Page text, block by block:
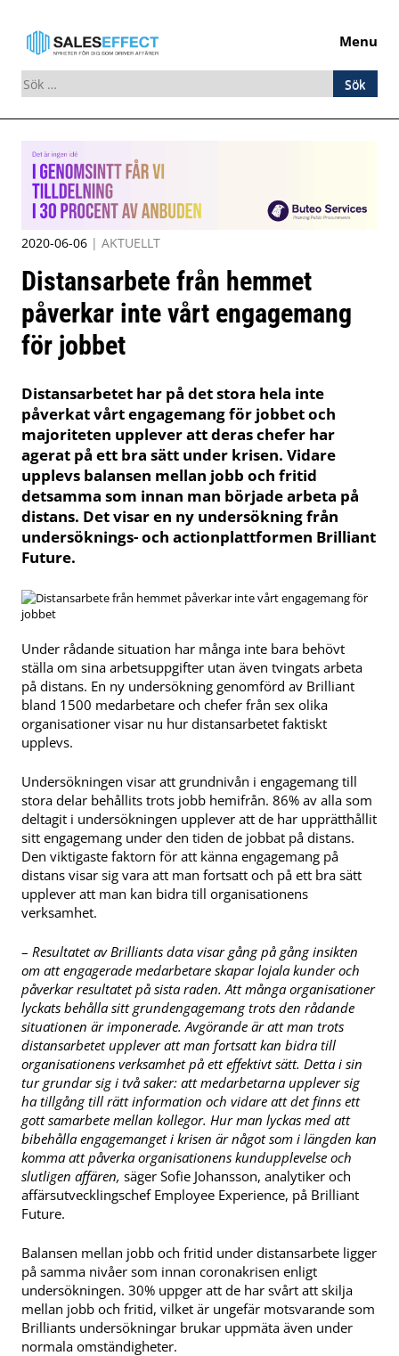
Menu
Sök
efter:
Skip
to
content
2020-06-06 | AKTUELLT
Distansarbete från hemmet
påverkar inte vårt engagemang
för jobbet
Distansarbetet har på det stora hela inte
påverkat vårt engagemang för jobbet och
majoriteten upplever att deras chefer har
agerat på ett bra sätt under krisen. Vidare
upplevs balansen mellan jobb och fritid
detsamma som innan man började arbeta på
distans. Det visar en ny undersökning från
undersöknings- och actionplattformen Brilliant
Future.
Under rådande situation har många inte bara behövt
ställa om sina arbetsuppgifter utan även tvingats arbeta
på distans. En ny undersökning genomförd av Brilliant
bland 1500 medarbetare och chefer från sex olika
organisationer visar nu hur distansarbetet faktiskt
upplevs.
Undersökningen visar att grundnivån i engagemang till
stora delar behållits trots jobb hemifrån. 86% av alla som
deltagit i undersökningen upplever att de har upprätthållit
sitt engagemang under den tiden de jobbat på distans.
Den viktigaste faktorn för att känna engagemang på
distans visar sig vara att man fortsatt och på ett bra sätt
upplever att man kan bidra till organisationens
verksamhet.
– Resultatet av Brilliants data visar gång på gång insikten
om att engagerade medarbetare skapar lojala kunder och
påverkar resultatet på sista raden. Att många organisationer
lyckats behålla sitt grundengagemang trots den rådande
situationen är imponerade. Avgörande är att man trots
distansarbetet upplever att man fortsatt kan bidra till
organisationens verksamhet på ett effektivt sätt. Detta i sin
tur grundar sig i två saker: att medarbetarna upplever sig
ha tillgång till rätt information och vidare att det finns ett
gott samarbete mellan kollegor. Hur man lyckas med att
bibehålla engagemanget i krisen är något som i längden kan
komma att påverka organisationens kundupplevelse och
slutligen affären, säger Sofie Johansson, analytiker och
affärsutvecklingschef Employee Experience, på Brilliant
Future.
Balansen mellan jobb och fritid under distansarbete ligger
på samma nivåer som innan coronakrisen enligt
undersökningen. 30% uppger att de har svårt att skilja
mellan jobb och fritid, vilket är ungefär motsvarande som
Brilliants undersökningar brukar uppmäta även under
normala omständigheter.